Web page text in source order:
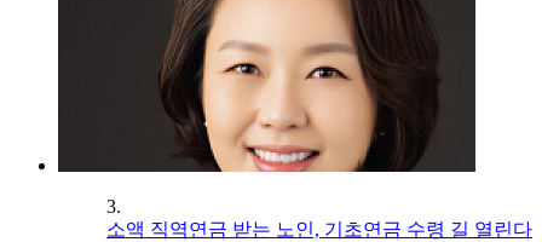
3.
소액 직역연금 받는 노인, 기초연금 수령 길 열린다